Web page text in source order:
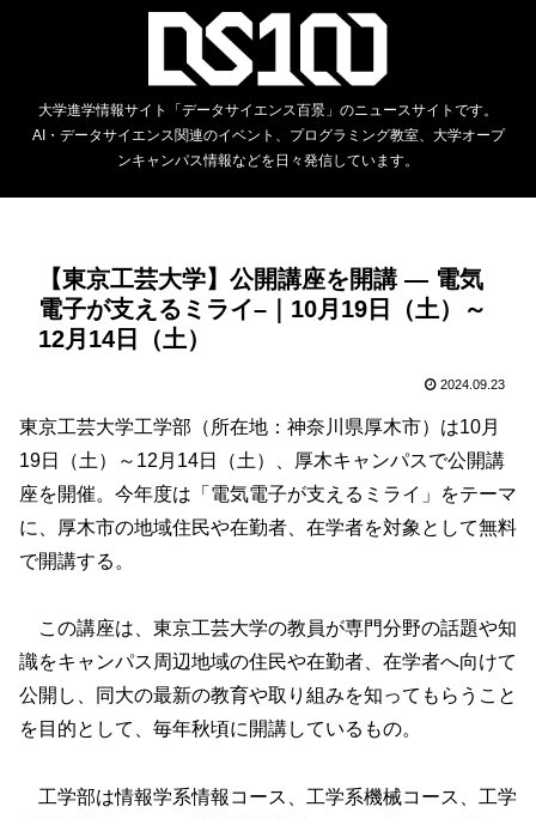
大学進学情報サイト「データサイエンス百景」のニュースサイトです。
AI・データサイエンス関連のイベント、プログラミング教室、大学オープ
ンキャンパス情報などを日々発信しています。
【東京工芸大学】公開講座を開講 — 電気
電子が支えるミライ–｜10月19日（土）～
12月14日（土）
2024.09.23
東京工芸大学工学部（所在地：神奈川県厚木市）は10月
19日（土）～12月14日（土）、厚木キャンパスで公開講
座を開催。今年度は「電気電子が支えるミライ」をテーマ
に、厚木市の地域住民や在勤者、在学者を対象として無料
で開講する。
この講座は、東京工芸大学の教員が専門分野の話題や知
識をキャンパス周辺地域の住民や在勤者、在学者へ向けて
公開し、同大の最新の教育や取り組みを知ってもらうこと
を目的として、毎年秋頃に開講しているもの。
工学部は情報学系情報コース、工学系機械コース、工学